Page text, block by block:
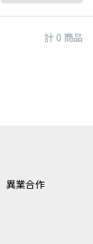
計 0 商品
異業合作